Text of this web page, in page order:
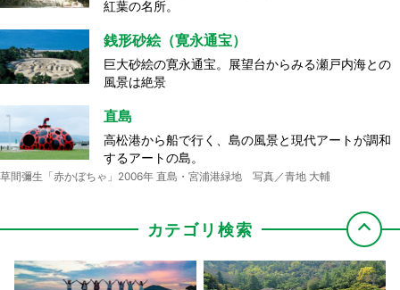
紅葉の名所。
銭形砂絵（寛永通宝）
巨大砂絵の寛永通宝。展望台からみる瀬戸内海との
風景は絶景
直島
高松港から船で行く、島の風景と現代アートが調和
するアートの島。
草間彌生「赤かぼちゃ」2006年 直島・宮浦港緑地 写真／青地 大輔
屋島
景・夜景はおすすめ。
ドルフィンセンター
ができる
丸亀城
の名城。
海員学校（粟島）
学校校舎跡。
エンジェルロード
叶う天使の道。
カテゴリ検索